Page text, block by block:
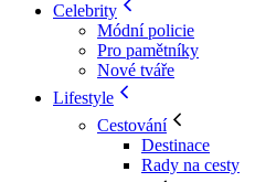
Celebrity
Módní policie
Pro pamětníky
Nové tváře
Lifestyle
Cestování
Destinace
Rady na cesty